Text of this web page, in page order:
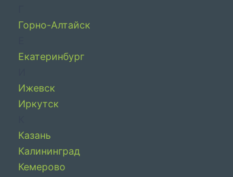
Горно-Алтайск
Екатеринбург
Ижевск
Иркутск
Казань
Калининград
Кемерово